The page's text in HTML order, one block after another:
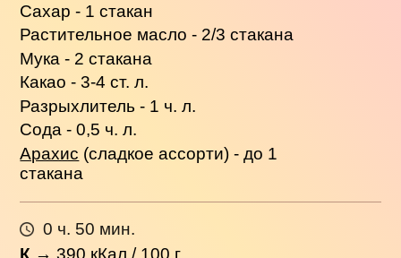
Сахар - 1 стакан
Растительное масло - 2/3 стакана
Мука - 2 стакана
Какао - 3-4 ст. л.
Разрыхлитель - 1 ч. л.
Сода - 0,5 ч. л.
Арахис (сладкое ассорти) - до 1
стакана
0 ч. 50 мин.
К →390 кКал / 100 г